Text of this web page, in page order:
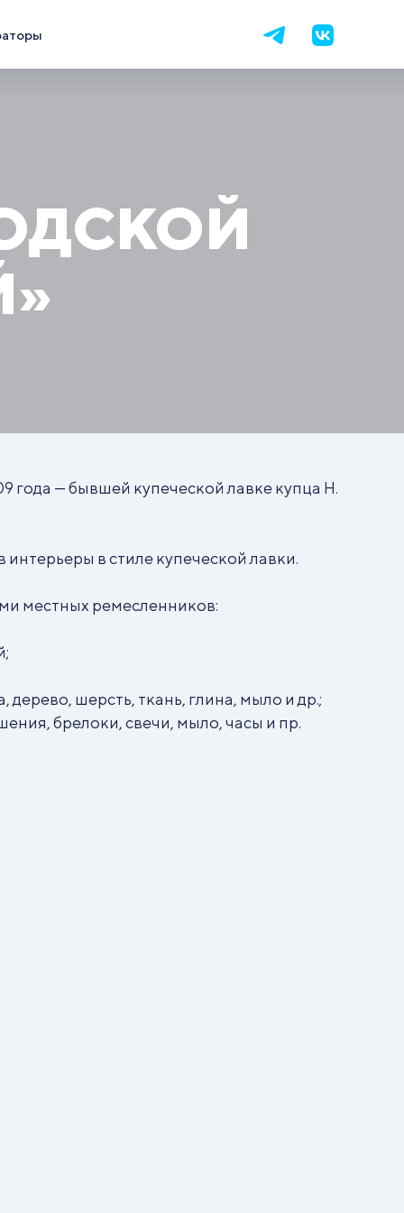
года — бывшей купеческой лавке купца Н.
интерьеры в стиле купеческой лавки.
местных ремесленников:
шерсть, ткань, глина, мыло и др.;
брелоки, свечи, мыло, часы и пр.